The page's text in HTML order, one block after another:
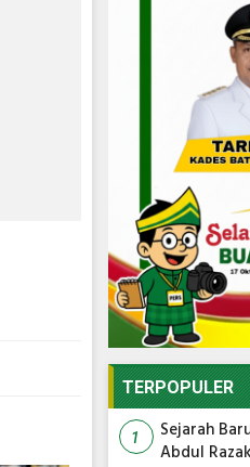
TERPOPULER
1
Sejarah
Abdul